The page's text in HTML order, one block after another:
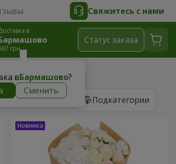
Свяжитесь с нами
в
грн
вБармашово?
Сменить
Cтатус заказа
Подкатегории